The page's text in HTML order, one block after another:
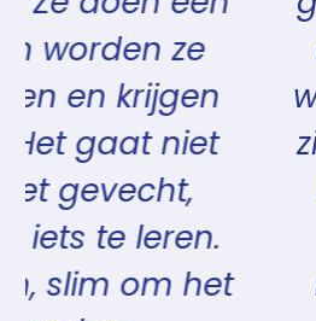
en geen
worden, kunnen
zich veel beter
het
voor mij de
meerwaarde